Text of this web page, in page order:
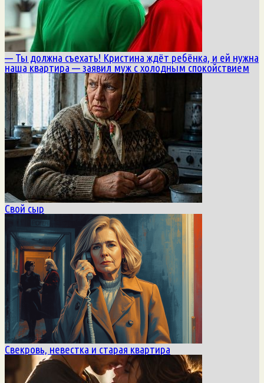
— Ты должна съехать! Кристина ждёт ребёнка, и ей нужна
наша квартира — заявил муж с холодным спокойствием
Свой сыр
Свекровь, невестка и старая квартира